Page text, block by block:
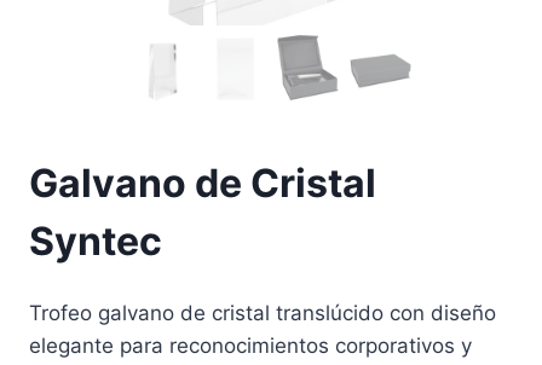
Galvano de Cristal
Syntec
Trofeo galvano de cristal translúcido con diseño
elegante para reconocimientos corporativos y